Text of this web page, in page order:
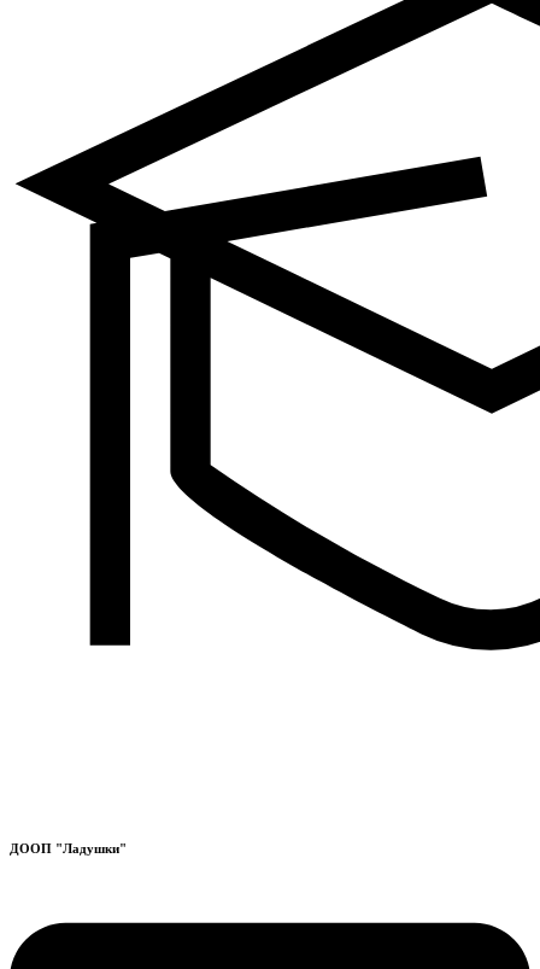
ДООП "Ладушки"